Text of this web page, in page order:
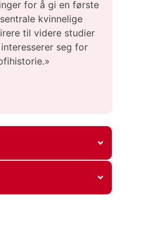
for å gi en første
kvinnelige
til videre studier
seg for